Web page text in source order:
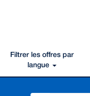
Filtrer les offres par
langue